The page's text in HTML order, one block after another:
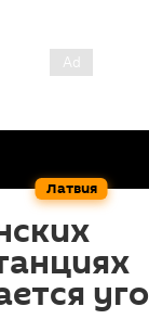
Латвия